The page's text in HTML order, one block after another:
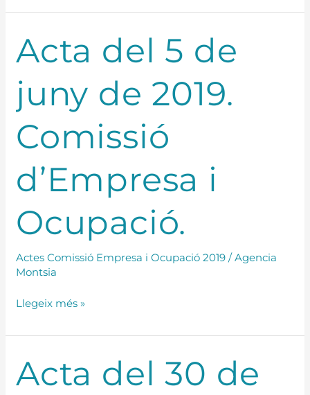
Acta del 5 de
juny de 2019.
Comissió
d’Empresa i
Ocupació.
Actes Comissió Empresa i Ocupació 2019 /Agencia
Montsia
Acta
del
de
juny
2019.
Comissió
d’Empresa
i
Llegeix més »
Acta del 30 de
Acta
del